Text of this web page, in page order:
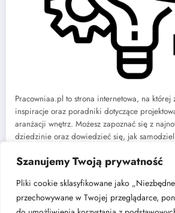
Szanujemy Twoją prywatność
Pliki cookie sklasyfikowane jako
przechowywane w Twojej przeglądarce,
Pracowniaa.pl to strona internetowa, na której
inspiracje oraz poradniki dotyczące
aranżacji wnętrz. Możesz zapoznać się z
dziedzinie oraz dowiedzieć się, jak
którym dowiesz się, jak nadać wyjątkowy
Pracowniaa.pl to idealne miejsce dla